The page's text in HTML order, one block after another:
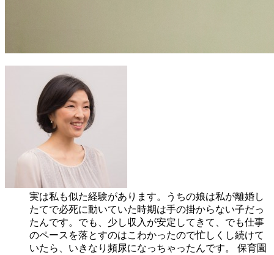
実は私も似た経験があります。うちの娘は私が離婚し
たてで必死に動いていた時期は手の掛からない子だっ
たんです。でも、少し収入が安定してきて、でも仕事
のペースを落とすのはこわかったので忙しくし続けて
いたら、いきなり頻尿になっちゃったんです。 保育園